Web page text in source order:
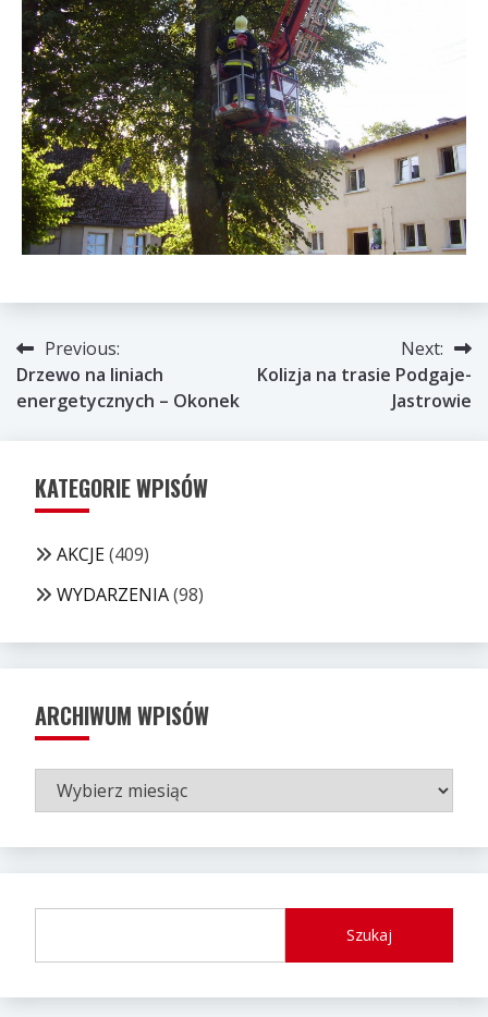
Nawigacja
wpisu
Previous:
Drzewo na liniach
energetycznych – Okonek
Next:
Kolizja na trasie Podgaje-
Jastrowie
KATEGORIE WPISÓW
AKCJE(409)
WYDARZENIA(98)
ARCHIWUM WPISÓW
ARCHIWUM
WPISÓW
Szukaj